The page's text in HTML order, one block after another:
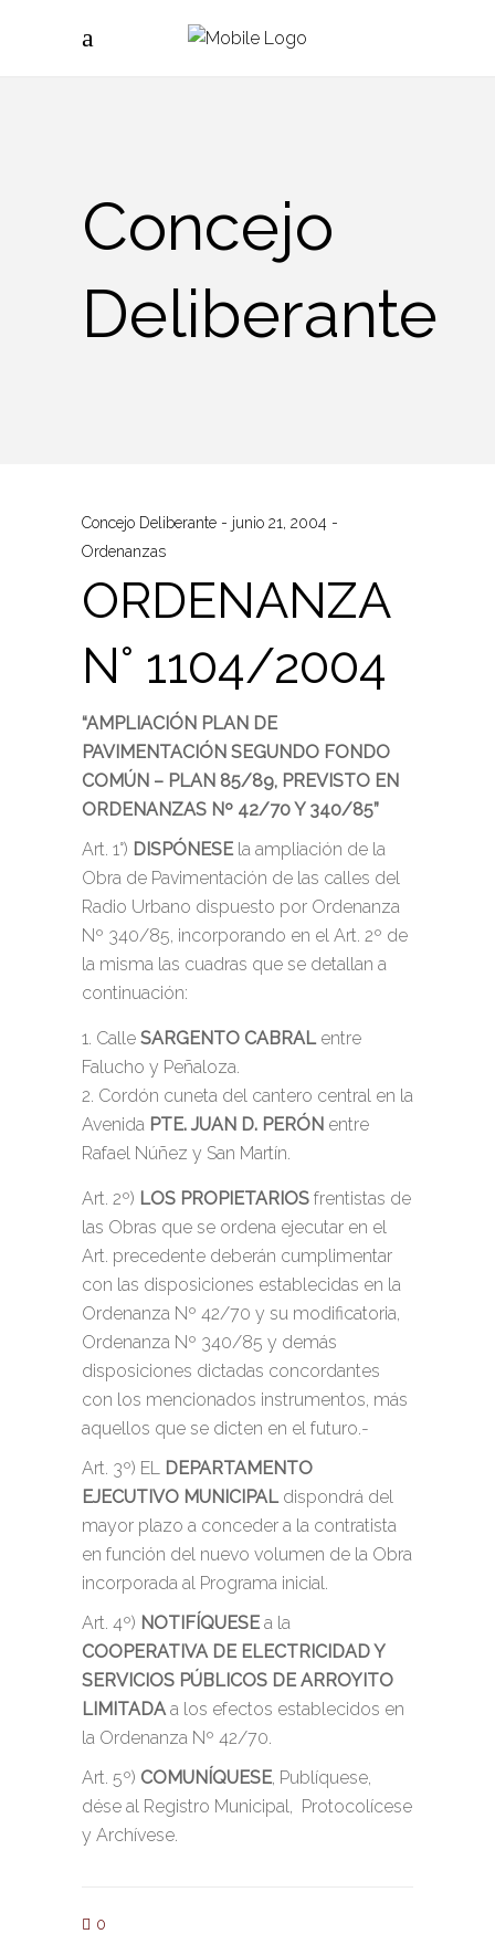
Concejo
Deliberante
Concejo Deliberante
junio 21, 2004
Ordenanzas
ORDENANZA
N° 1104/2004
“AMPLIACIÓN PLAN DE
PAVIMENTACIÓN SEGUNDO FONDO
COMÚN – PLAN 85/89, PREVISTO EN
ORDENANZAS Nº 42/70 Y 340/85”
Art. 1°) DISPÓNESE la ampliación de la
Obra de Pavimentación de las calles del
Radio Urbano dispuesto por Ordenanza
Nº 340/85, incorporando en el Art. 2º de
la misma las cuadras que se detallan a
continuación:
Calle SARGENTO CABRALentre
Falucho y Peñaloza.
Cordón cuneta del cantero central en la
Avenida PTE. JUAN D. PERÓN entre
Rafael Núñez y San Martín.
Art. 2º) LOS PROPIETARIOS frentistas de
las Obras que se ordena ejecutar en el
Art. precedente deberán cumplimentar
con las disposiciones establecidas en la
Ordenanza Nº 42/70 y su modificatoria,
Ordenanza Nº 340/85 y demás
disposiciones dictadas concordantes
con los mencionados instrumentos, más
aquellos que se dicten en el futuro.-
Art. 3º) EL DEPARTAMENTO
EJECUTIVO MUNICIPALdispondrá del
mayor plazo a conceder a la contratista
en función del nuevo volumen de la Obra
incorporada al Programa inicial.
Art. 4º) NOTIFÍQUESE a la
COOPERATIVA DE ELECTRICIDAD Y
SERVICIOS PÚBLICOS DE ARROYITO
LIMITADAa los efectos establecidos en
la Ordenanza Nº 42/70.
Art. 5º) COMUNÍQUESE, Publíquese,
dése al Registro Municipal, Protocolícese
y Archívese.
0